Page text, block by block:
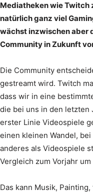
Mediatheken wie Twitch
natürlich ganz viel
wächst inzwischen aber
Community in Zukunft
Die Community
gestreamt wird. Twitch
dass wir in eine
die bei uns in den letzten
erster Linie Videospiele
einen kleinen Wandel,
anderes als Videospiele
Vergleich zum Vorjahr um
Das kann Musik,